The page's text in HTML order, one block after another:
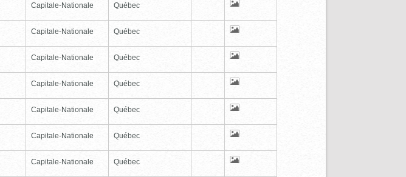
Capitale-Nationale Québec
Capitale-Nationale Québec
Capitale-Nationale Québec
Capitale-Nationale Québec
Capitale-Nationale Québec
Capitale-Nationale Québec
Capitale-Nationale Québec